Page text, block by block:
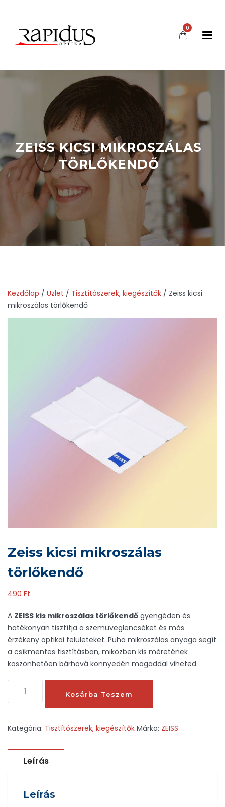
0
ZEISS KICSI MIKROSZÁLAS
TÖRLŐKENDŐ
Kezdőlap / Üzlet / Tisztítószerek, kiegészítők / Zeiss kicsi
mikroszálas törlőkendő
Zeiss kicsi mikroszálas
törlőkendő
490 Ft
A ZEISS kis mikroszálas törlőkendő gyengéden és
hatékonyan tisztítja a szemüveglencséket és más
érzékeny optikai felületeket. Puha mikroszálas anyaga segít
a csíkmentes tisztításban, miközben kis méretének
köszönhetően bárhová könnyedén magaddal viheted.
mikroszálas
mennyiség
Kosárba Teszem
Kategória: Tisztítószerek, kiegészítők Márka: ZEISS
Leírás
Leírás